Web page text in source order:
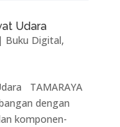
Udara
Buku Digital,
TAMARAYA
dengan
komponen-